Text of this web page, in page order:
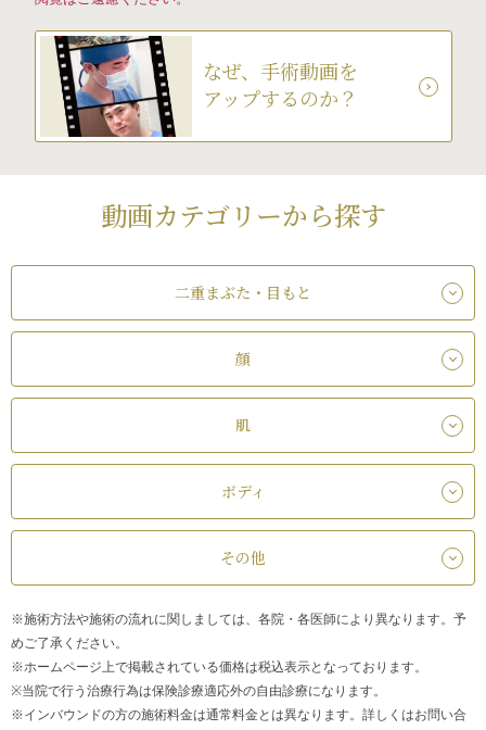
なぜ、手術動画を
アップするのか？
動画カテゴリーから探す
二重まぶた・目もと
顔
肌
ボディ
その他
※施術方法や施術の流れに関しましては、各院・各医師により異なります。予
めご了承ください。
※ホームページ上で掲載されている価格は税込表示となっております。
※当院で行う治療行為は保険診療適応外の自由診療になります。
※インバウンドの方の施術料金は通常料金とは異なります。詳しくはお問い合